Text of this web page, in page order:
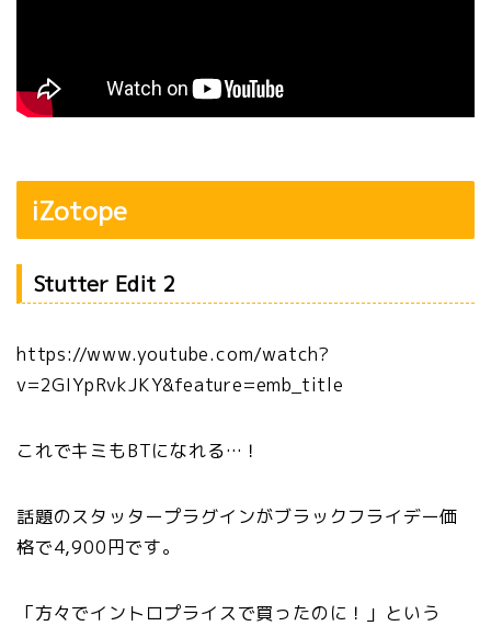
iZotope
Stutter Edit 2
https://www.youtube.com/watch?
v=2GIYpRvkJKY&feature=emb_title
これでキミもBTになれる…！
話題のスタッタープラグインがブラックフライデー価
格で4,900円です。
「方々でイントロプライスで買ったのに！」という